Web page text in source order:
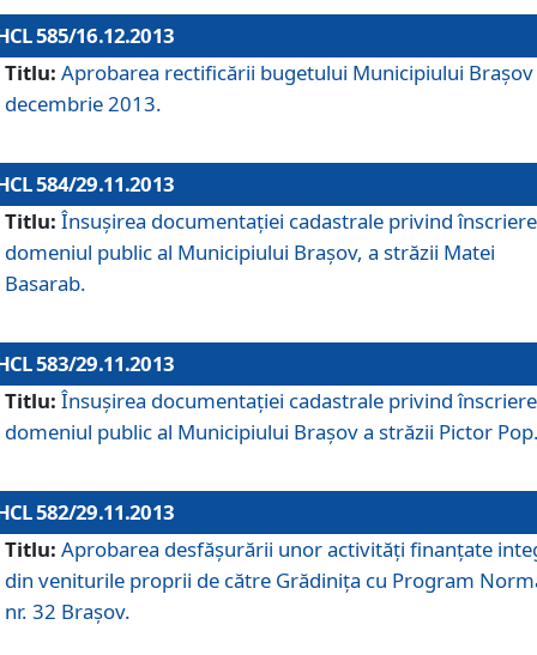
585/16.12.2013
Titlu: Aprobarea rectificării bugetului Municipiului Braşov
decembrie 2013.
584/29.11.2013
Titlu: Însuşirea documentaţiei cadastrale privind
domeniul public al Municipiului Braşov, a străzii Matei
Basarab.
583/29.11.2013
Titlu: Însuşirea documentaţiei cadastrale privind
domeniul public al Municipiului Braşov a străzii Pictor
582/29.11.2013
Titlu: Aprobarea desfăşurării unor activităţi finanţate
din veniturile proprii de către Grădiniţa cu Program
nr. 32 Braşov.